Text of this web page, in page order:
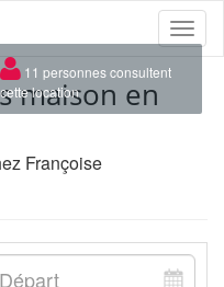
Toggle
maison en
Françoise
×
11 personnes consultent
cette location